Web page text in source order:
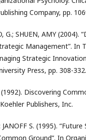
Company, pp.
G.; SHUEN, AMY (2004).
Management”. In
Strategic
Press, pp. 308-332.
(1992). Discovering
Publishers, Inc.
JANOFF S. (1995).
Ground”. In